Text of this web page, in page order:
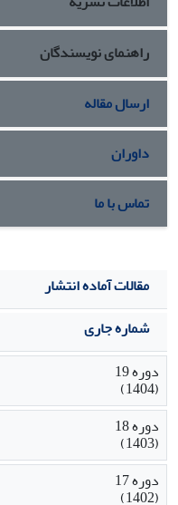
ذات تجربه فرزندآوری در
رفتار تک­فرزندی و یا
فرزندآوری، نه تنها شرایط
مقتضیات زندگی در جامعه مدرن
راهنمای نویسندگان
ارسال مقاله
داوران
تماس با ما
مقالات آماده انتشار
شماره جاری
دوره 19
(1404)
دوره 18
(1403)
دوره 17
(1402)